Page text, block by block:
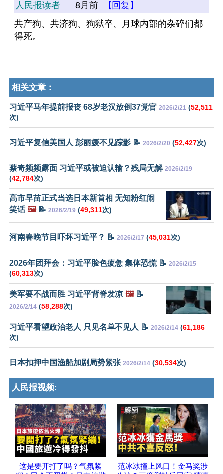
人民报读者 8月前
【回复】
共产狗、共济狗、狗狱卒、月球内部的杂碎们都
得死。
相关文章：
习近平马年提前报丧 68岁老汉放倒37党官 2026/2/21 (52,511
次)
习近平复信美国人 彭丽媛不见踪影 📝 2026/2/20 (52,427次)
蔡奇频频露面 习近平或被迫认输？残局无解 2026/2/19
(42,784次)
高市早苗正式当选日本新首相 无知粉红闹
笑话 🖼️📝 2026/2/19 (49,311次)
河南春晚节目吓坏习近平？ 📝 2026/2/17 (45,031次)
2026年团拜会：习近平脸色疲惫 集体恐慌 📝 2026/2/15
(60,313次)
美军要不战而胜 习近平背脊发凉 🖼️📝
2026/2/14 (58,288次)
习近平看望政治老人 只见名单不见人 📝 2026/2/14 (61,186
次)
日本扣押中国渔船加剧局势紧张 2026/2/14 (30,534次)
人民报视频:
这是要开打了吗？气氛紧
范冰冰撞上风口！金马奖涉